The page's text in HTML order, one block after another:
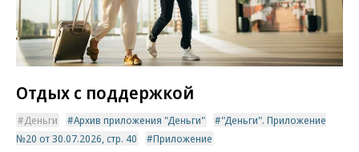
Отдых с поддержкой
Деньги Архив приложения "Деньги"
"Деньги". Приложение
№20 от 30.07.2026, стр. 40
Приложение